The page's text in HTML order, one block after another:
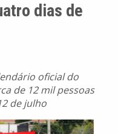
dias de
oficial do
de 12 mil pessoas
de julho